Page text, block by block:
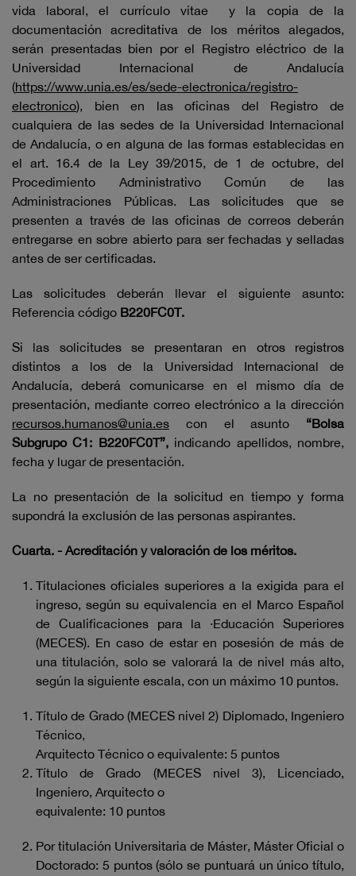
vida laboral, el currículo vitae y la copia de la
documentación acreditativa de los méritos alegados,
serán presentadas bien por el Registro eléctrico de la
Universidad Internacional de Andalucía
(https://www.unia.es/es/sede-electronica/registro-
electronico), bien en las oficinas del Registro de
cualquiera de las sedes de la Universidad Internacional
de Andalucía, o en alguna de las formas establecidas en
el art. 16.4 de la Ley 39/2015, de 1 de octubre, del
Procedimiento Administrativo Común de las
Administraciones Públicas. Las solicitudes que se
presenten a través de las oficinas de correos deberán
entregarse en sobre abierto para ser fechadas y selladas
antes de ser certificadas.
Las solicitudes deberán llevar el siguiente asunto:
Referencia código B220FC0T.
Si las solicitudes se presentaran en otros registros
distintos a los de la Universidad Internacional de
Andalucía, deberá comunicarse en el mismo día de
presentación, mediante correo electrónico a la dirección
recursos.humanos@unia.es con el asunto “Bolsa
Subgrupo C1: B220FC0T”,indicando apellidos, nombre,
fecha y lugar de presentación.
La no presentación de la solicitud en tiempo y forma
supondrá la exclusión de las personas aspirantes.
Cuarta. - Acreditación y valoración de los méritos.
Titulaciones oficiales superiores a la exigida para el
ingreso, según su equivalencia en el Marco Español
de Cualificaciones para la ·Educación Superiores
(MECES). En caso de estar en posesión de más de
una titulación, solo se valorará la de nivel más alto,
según la siguiente escala, con un máximo 10 puntos.
Título de Grado (MECES nivel 2) Diplomado, Ingeniero
Técnico,
Arquitecto Técnico o equivalente: 5 puntos
Título de Grado (MECES nivel 3), Licenciado,
Ingeniero, Arquitecto o
equivalente: 10 puntos
Por titulación Universitaria de Máster, Máster Oficial o
Doctorado: 5 puntos (sólo se puntuará un único título,